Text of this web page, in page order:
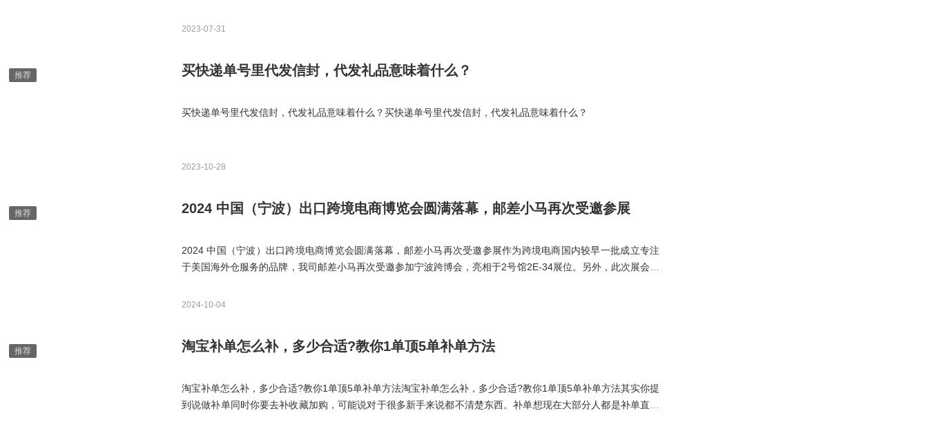
随即离开。△被丢弃在垃圾桶内的刷单空信封。记者猜测，这些刷单空包裹或是由同一个“刷单平台”所为，而几
2023-07-31
买快递单号里代发信封，代发礼品意味着什么？
买快递单号里代发信封，代发礼品意味着什么？买快递单号里代发信封，代发礼品意味着什么？
2023-10-28
2024 中国（宁波）出口跨境电商博览会圆满落幕，邮差小马再次受邀参展
2024 中国（宁波）出口跨境电商博览会圆满落幕，邮差小马再次受邀参展作为跨境电商国内较早一批成立专注
于美国海外仓服务的品牌，我司邮差小马再次受邀参加宁波跨博会，亮相于2号馆2E-34展位。另外，此次展会我
企业进行了深入交流和探讨，共同破局2024跨境物流痛点。
2024-10-04
淘宝补单怎么补，多少合适?教你1单顶5单补单方法
淘宝补单怎么补，多少合适?教你1单顶5单补单方法淘宝补单怎么补，多少合适?教你1单顶5单补单方法其实你提
到说做补单同时你要去补收藏加购，可能说对于很多新手来说都不清楚东西。补单想现在大部分人都是补单直接